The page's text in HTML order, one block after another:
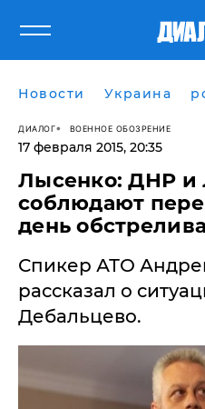
Новости Украина
ДИАЛОГ ВОЕННОЕ ОБОЗРЕНИЕ
17 февраля 2015, 20:35
Лысенко: ДНР и
соблюдают
день
Спикер АТО
рассказал о
Дебальцево.